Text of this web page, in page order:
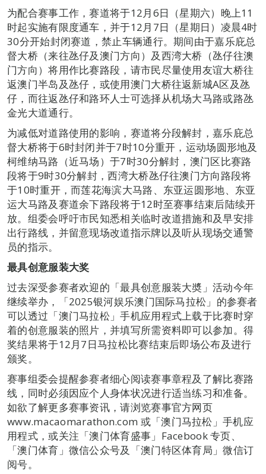
为配合赛事工作，赛道将于12月6日（星期六）晚上11
时起实施有限度通车，并于12月7日（星期日）凌晨4时
30分开始封闭赛道，禁止车辆通行。期间由于嘉乐庇总
督大桥（来往氹仔及澳门方向）及西湾大桥（氹仔往澳
门方向）将用作比赛路段，请市民尽量使用友谊大桥往
返澳门半岛及氹仔，或使用澳门大桥往返新城A区及氹
仔，而往返氹仔和路环人士可选择从机场大马路或路氹
金光大道通行。
为减低对道路使用的影响，赛道将分段解封，嘉乐庇总
督大桥将于6时封闭并于7时10分重开，运动场圆形地及
柯维纳马路（近马场）于7时30分解封，澳门区比赛路
段将于9时30分解封，西湾大桥氹仔往澳门方向路段将
于10时重开，而莲花海滨大马路、东亚运圆形地、东亚
运大马路及赛道余下路段将于12时至赛事结束后陆续开
放。组委会呼吁市民知悉相关临时改道措施和及早安排
出行路线，并留意现场改道指示牌以及听从现场交通警
员的指示。
最具创意服装大奖
过去深受参赛者欢迎的「最具创意服装大奬」活动今年
继续举办，「2025银河娱乐澳门国际马拉松」的参赛者
可以透过「澳门马拉松」手机应用程式上载于比赛时穿
着的创意服装的照片，并填写所需资料即可以参加。得
奖结果将于12月7日马拉松比赛结束后即场公布及进行
颁奖。
赛事组委会提醒参赛者细心阅读赛事章程及了解比赛路
线，同时必须因应个人身体状况进行适当练习和准备。
如欲了解更多赛事资讯，请浏览赛事官方网页
www.macaomarathon.com 或「澳门马拉松」手机应
用程式，或关注「澳门体育盛事」Facebook 专页、
「澳门体育」微信公众号及「澳门特区体育局」微信订
阅号。